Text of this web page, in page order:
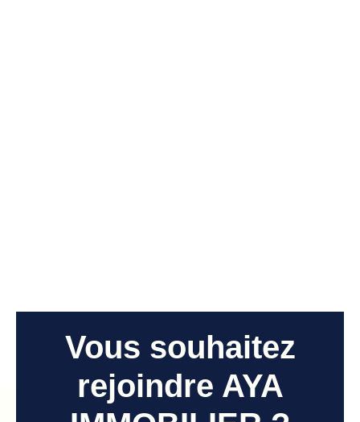
Vous souhaitez
rejoindre AYA